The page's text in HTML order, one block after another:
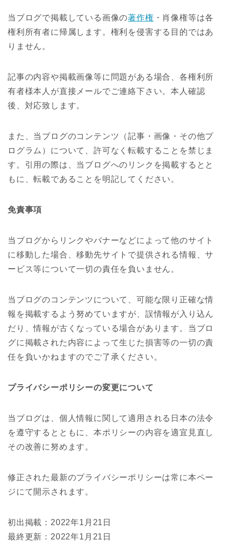
当ブログで掲載している画像の著作権 ・肖像権等は各
権利所有者に帰属します。権利を侵害する目的ではあ
りません。
記事の内容や掲載画像等に問題がある場合、各権利所
有者様本人が直接メールでご連絡下さい。本人確認
後、対応致します。
また、当ブログのコンテンツ（記事・画像・その他プ
ログラム）について、許可なく転載することを禁じま
す。引用の際は、当ブログへのリンクを掲載するとと
もに、転載であることを明記してください。
免責事項
当ブログからリンクやバナーなどによって他のサイト
に移動した場合、移動先サイトで提供される情報、サ
ービス等について一切の責任を負いません。
当ブログのコンテンツについて、可能な限り正確な情
報を掲載するよう努めていますが、誤情報が入り込ん
だり、情報が古くなっている場合があります。当ブロ
グに掲載された内容によって生じた損害等の一切の責
任を負いかねますのでご了承ください。
プライバシーポリシーの変更について
当ブログは、個人情報に関して適用される日本の法令
を遵守するとともに、本ポリシーの内容を適宜見直し
その改善に努めます。
修正された最新のプライバシーポリシーは常に本ペー
ジにて開示されます。
初出掲載：2022年1月21日
最終更新：2022年1月21日